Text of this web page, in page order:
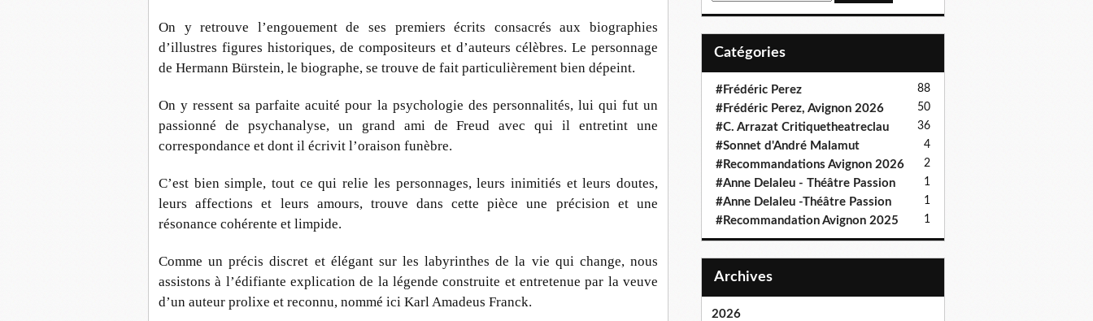
On y retrouve l’engouement de ses premiers écrits consacrés aux biographies
d’illustres figures historiques, de compositeurs et d’auteurs célèbres. Le personnage
de Hermann Bürstein, le biographe, se trouve de fait particulièrement bien dépeint.
On y ressent sa parfaite acuité pour la psychologie des personnalités, lui qui fut un
passionné de psychanalyse, un grand ami de Freud avec qui il entretint une
correspondance et dont il écrivit l’oraison funèbre.
C’est bien simple, tout ce qui relie les personnages, leurs inimitiés et leurs doutes,
leurs affections et leurs amours, trouve dans cette pièce une précision et une
résonance cohérente et limpide.
Comme un précis discret et élégant sur les labyrinthes de la vie qui change, nous
assistons à l’édifiante explication de la légende construite et entretenue par la veuve
d’un auteur prolixe et reconnu, nommé ici Karl Amadeus Franck.
Catégories
#Frédéric Perez 88
#Frédéric Perez, Avignon 2026 50
#C. Arrazat Critiquetheatreclau 36
#Sonnet d'André Malamut 4
#Recommandations Avignon 2026 2
#Anne Delaleu - Théâtre Passion 1
#Anne Delaleu -Théâtre Passion 1
#Recommandation Avignon 2025 1
Archives
2026